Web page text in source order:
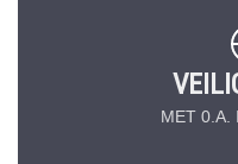
MET 0.A.